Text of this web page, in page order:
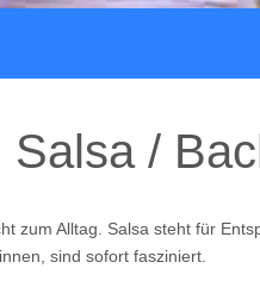
Salsa /
zum Alltag. Salsa steht für
sind sofort fasziniert.